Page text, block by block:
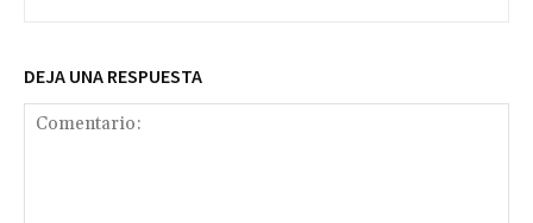
DEJA UNA RESPUESTA